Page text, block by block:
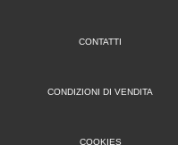
CONTATTI
CONDIZIONI DI VENDITA
COOKIES